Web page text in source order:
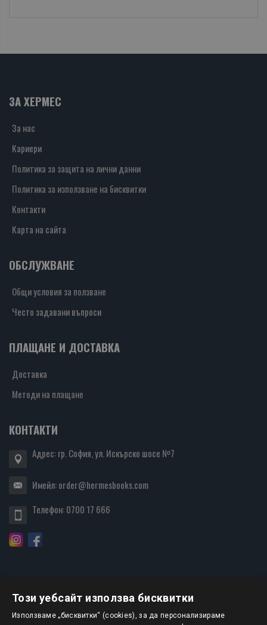
ЗА ХЕРМЕС
За нас
Кариери
Политика за защита на лични данни
Политика за използване на бисквитки
Контакти
Карта на сайта
ОБСЛУЖВАНЕ
Общи условия за ползване
Често задавани въпроси
ПЛАЩАНЕ И ДОСТАВКА
Доставка
Методи на плащане
КОНТАКТИ
Адрес: гр. София, ул. Искърско шосе №7
Имейл:order@hermesbooks.com
Телефон:0700 17 666
БЮЛЕТИН
Този уебсайт използва бисквитки
Използваме „бисквитки“ (cookies), за да персонализираме